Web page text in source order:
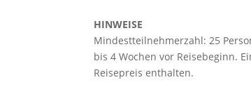
HINWEISE
Mindestteilnehmerzahl: 25
bis 4 Wochen vor Reisebeginn.
Reisepreis enthalten.